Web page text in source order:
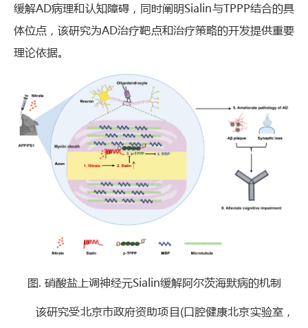
缓解AD病理和认知障碍，同时阐明Sialin与TPPP结合的具
体位点，该研究为AD治疗靶点和治疗策略的开发提供重要
理论依据。
图. 硝酸盐上调神经元Sialin缓解阿尔茨海默病的机制
该研究受北京市政府资助项目(口腔健康北京实验室，